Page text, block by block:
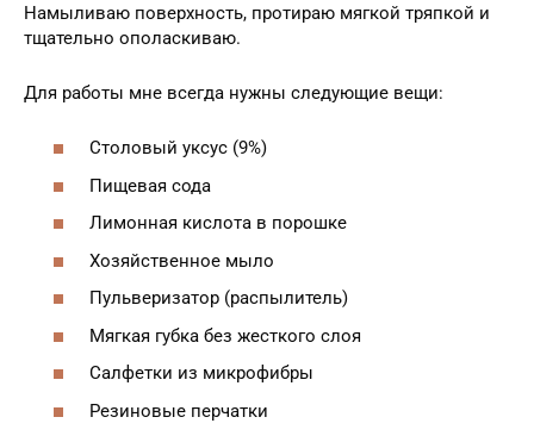
Намыливаю поверхность, протираю мягкой тряпкой и
тщательно ополаскиваю.
Для работы мне всегда нужны следующие вещи:
Столовый уксус (9%)
Пищевая сода
Лимонная кислота в порошке
Хозяйственное мыло
Пульверизатор (распылитель)
Мягкая губка без жесткого слоя
Салфетки из микрофибры
Резиновые перчатки